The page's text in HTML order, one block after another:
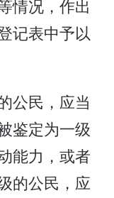
情况，作出
记表中予以
公民，应当
鉴定为一级
能力，或者
的公民，应